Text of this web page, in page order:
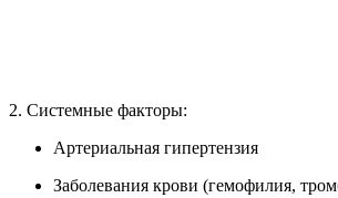
2. Системные факторы:
Артериальная гипертензия
Заболевания крови (гемофилия,